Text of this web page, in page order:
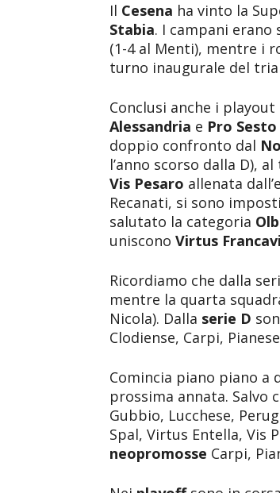
Il Cesena ha vinto la
Stabia. I campani
(1-4 al Menti), mentre i
turno inaugurale del
Conclusi anche i
Alessandria e Pro Sesto
doppio confronto dal
l’anno scorso dalla D),
Vis Pesaro allenata
Recanati, si sono
salutato la categoria
uniscono Virtus
Ricordiamo che dalla
mentre la quarta
Nicola). Dalla serie D
Clodiense, Carpi,
Comincia piano piano a
prossima annata. Salvo
Gubbio, Lucchese,
Spal, Virtus Entella, Vis
neopromosse Carpi,